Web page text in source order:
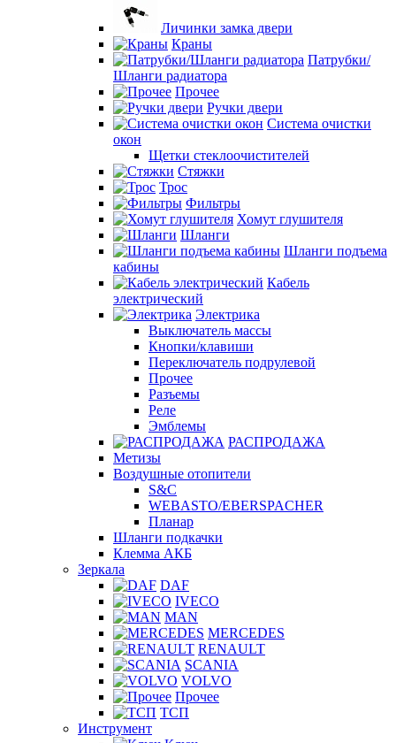
Личинки замка двери
Краны
Патрубки/
Шланги радиатора
Прочее
Ручки двери
Система очистки
окон
Щетки стеклоочистителей
Стяжки
Трос
Фильтры
Хомут глушителя
Шланги
Шланги подъема
кабины
Кабель
электрический
Электрика
Выключатель массы
Кнопки/клавиши
Переключатель подрулевой
Прочее
Разъемы
Реле
Эмблемы
РАСПРОДАЖА
Метизы
Воздушные отопители
S&C
WEBASTO/EBERSPACHER
Планар
Шланги подкачки
Клемма АКБ
Зеркала
DAF
IVECO
MAN
MERCEDES
RENAULT
SCANIA
VOLVO
Прочее
ТСП
Инструмент